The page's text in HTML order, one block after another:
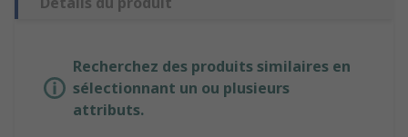
Recherchez des produits similaires en
sélectionnant un ou plusieurs
attributs.